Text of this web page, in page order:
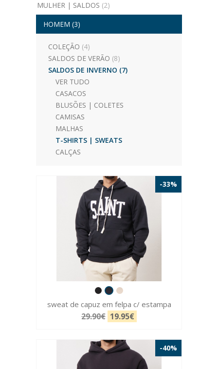
MULHER | SALDOS (2)
HOMEM (3)
COLEÇÃO (4)
SALDOS DE VERÃO (8)
SALDOS DE INVERNO (7)
VER TUDO
CASACOS
BLUSÕES | COLETES
CAMISAS
MALHAS
T-SHIRTS | SWEATS
CALÇAS
-33%
sweat de capuz em felpa c/ estampa
29.90€ 19.95€
-40%